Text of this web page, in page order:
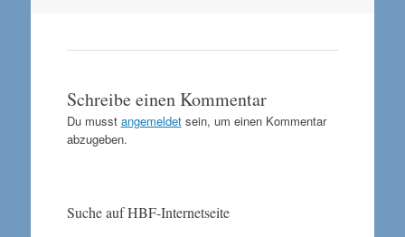
Schreibe einen Kommentar
Du musst angemeldetsein, um einen Kommentar
abzugeben.
Suche auf HBF-Internetseite